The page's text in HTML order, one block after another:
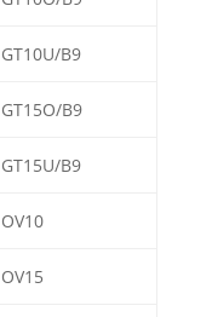
GT10U/B9
GT15O/B9
GT15U/B9
OV10
OV15